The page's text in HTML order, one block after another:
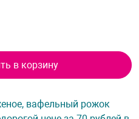
в корзину
вафельный рожок